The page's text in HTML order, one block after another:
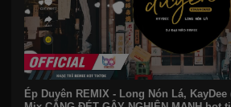
Ép Duyên REMIX - Long Nón Lá,